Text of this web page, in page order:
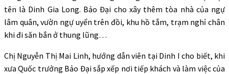
tên là Dinh Gia Long. Bảo Đại cho xây thêm tòa nhà của ngự
lâm quân, vườn ngự uyển trên đồi, khu hồ tắm, trạm nghỉ chân
khi đi săn bắn ở thung lũng…
Chị Nguyễn Thị Mai Linh, hướng dẫn viên tại Dinh I cho biết, khi
xưa Quốc trưởng Bảo Đại sắp xếp nơi tiếp khách và làm việc của